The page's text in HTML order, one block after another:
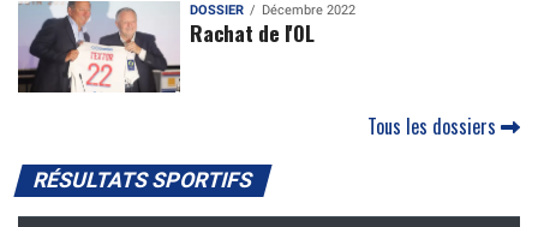
DOSSIER Décembre 2022
Rachat de l'OL
Tous les dossiers
RÉSULTATS SPORTIFS